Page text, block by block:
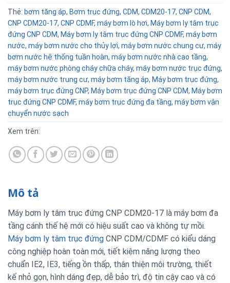
Thẻ: bơm tăng áp, Bơm trục đứng, CDM, CDM20-17, CNP CDM,
CNP CDM20-17, CNP CDMF, máy bơm lò hơi, Máy bơm ly tâm trục
đứng CNP CDM, Máy bơm ly tâm trục đứng CNP CDMF, máy bơm
nước, máy bơm nước cho thủy lợi, máy bơm nước chung cư, máy
bơm nước hệ thống tuần hoàn, máy bơm nước nhà cao tầng,
máy bơm nước phòng cháy chữa cháy, máy bơm nước trục đứng,
máy bơm nước trung cư, máy bơm tăng áp, Máy bơm trục đứng,
máy bơm trục đứng CNP, Máy bơm trục đứng CNP CDM, Máy bơm
trục đứng CNP CDMF, máy bơm trục đứng đa tầng, máy bơm vận
chuyển nước sạch
Xem trên:
Mô tả
Máy bơm ly tâm trục đứng CNP CDM20-17 là máy bơm đa
tầng cánh thế hệ mới có hiệu suất cao và không tự mồi.
Máy bơm ly tâm trục đứng CNP CDM/CDMF có kiểu dáng
công nghiệp hoàn toàn mới, tiết kiệm năng lượng theo
chuẩn IE2, IE3, tiếng ồn thấp, thân thiện môi trường, thiết
kế nhỏ gọn, hình dáng đẹp, dễ bảo trì, độ tin cậy cao và có